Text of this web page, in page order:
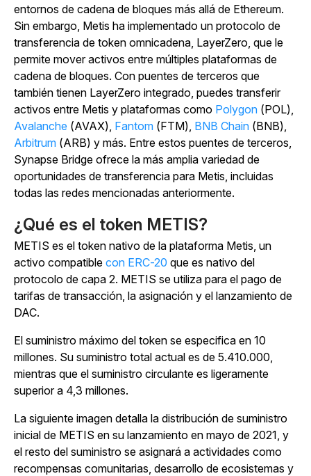
entornos de cadena de bloques más allá de Ethereum.
Sin embargo, Metis ha implementado un protocolo de
transferencia de token omnicadena, LayerZero, que le
permite mover activos entre múltiples plataformas de
cadena de bloques. Con puentes de terceros que
también tienen LayerZero integrado, puedes transferir
activos entre Metis y plataformas como Polygon (POL),
Avalanche (AVAX), Fantom (FTM), BNB Chain (BNB),
Arbitrum (ARB) y más. Entre estos puentes de terceros,
Synapse Bridge ofrece la más amplia variedad de
oportunidades de transferencia para Metis, incluidas
todas las redes mencionadas anteriormente.
¿Qué es el token METIS?
METIS es el token nativo de la plataforma Metis, un
activo compatible con ERC-20 que es nativo del
protocolo de capa 2. METIS se utiliza para el pago de
tarifas de transacción, la asignación y el lanzamiento de
DAC.
El suministro máximo del token se especifica en 10
millones. Su suministro total actual es de 5.410.000,
mientras que el suministro circulante es ligeramente
superior a 4,3 millones.
La siguiente imagen detalla la distribución de suministro
inicial de METIS en su lanzamiento en mayo de 2021, y
el resto del suministro se asignará a actividades como
recompensas comunitarias, desarrollo de ecosistemas y